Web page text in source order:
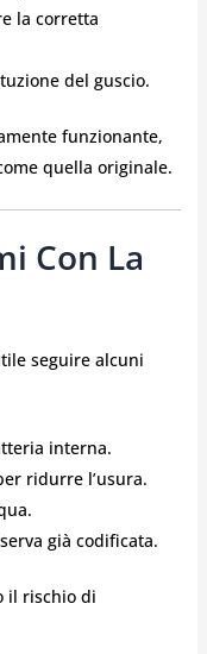
la corretta
del guscio.
funzionante,
quella originale.
Con La
seguire alcuni
interna.
ridurre l’usura.
già codificata.
il rischio di